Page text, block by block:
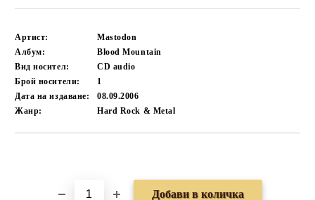
Артист:
Mastodon
Албум:
Blood Mountain
Вид носител:
CD audio
Брой носители:
1
Дата на издаване:
08.09.2006
Жанр:
Hard Rock & Metal